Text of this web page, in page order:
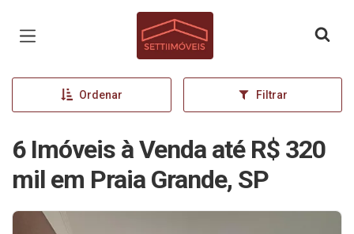
Página inicial
Ordenar Filtrar
6 Imóveis à Venda até R$ 320
mil em Praia Grande, SP